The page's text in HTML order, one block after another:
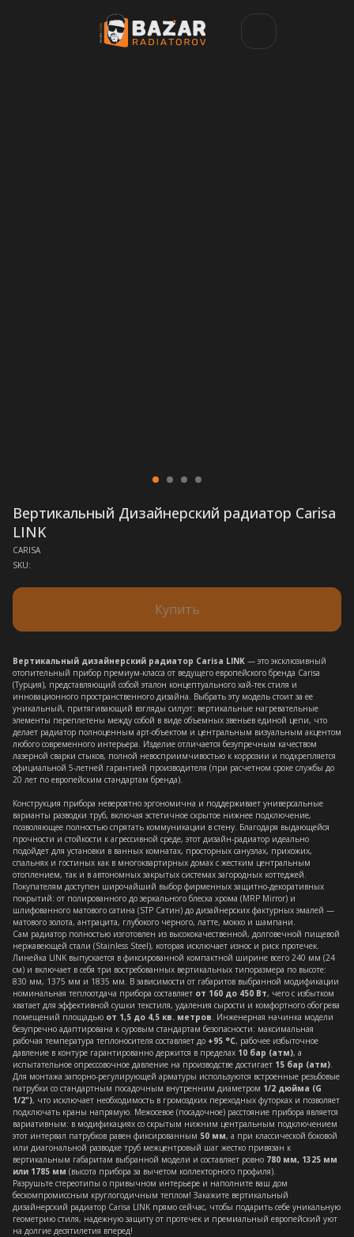
Вертикальный Дизайнерский радиатор Carisa
LINK
CARISA
SKU:
Купить
Вертикальный дизайнерский радиатор Carisa LINK — это эксклюзивный
отопительный прибор премиум-класса от ведущего европейского бренда Carisa
(Турция), представляющий собой эталон концептуального хай-тек стиля и
инновационного пространственного дизайна. Выбрать эту модель стоит за ее
уникальный, притягивающий взгляды силуэт: вертикальные нагревательные
элементы переплетены между собой в виде объемных звеньев единой цепи, что
делает радиатор полноценным арт-объектом и центральным визуальным акцентом
любого современного интерьера. Изделие отличается безупречным качеством
лазерной сварки стыков, полной невосприимчивостью к коррозии и подкрепляется
официальной 5-летней гарантией производителя (при расчетном сроке службы до
20 лет по европейским стандартам бренда).
Конструкция прибора невероятно эргономична и поддерживает универсальные
варианты разводки труб, включая эстетичное скрытое нижнее подключение,
позволяющее полностью спрятать коммуникации в стену. Благодаря выдающейся
прочности и стойкости к агрессивной среде, этот дизайн-радиатор идеально
подойдет для установки в ванных комнатах, просторных санузлах, прихожих,
спальнях и гостиных как в многоквартирных домах с жестким центральным
отоплением, так и в автономных закрытых системах загородных коттеджей.
Покупателям доступен широчайший выбор фирменных защитно-декоративных
покрытий: от полированного до зеркального блеска хрома (MRP Mirror) и
шлифованного матового сатина (STP Сатин) до дизайнерских фактурных эмалей —
матового золота, антрацита, глубокого черного, латте, мокко и шампани.
Сам радиатор полностью изготовлен из высококачественной, долговечной пищевой
нержавеющей стали (Stainless Steel), которая исключает износ и риск протечек.
Линейка LINK выпускается в фиксированной компактной ширине всего 240 мм (24
см) и включает в себя три востребованных вертикальных типоразмера по высоте:
830 мм, 1375 мм и 1835 мм. В зависимости от габаритов выбранной модификации
номинальная теплоотдача прибора составляет от 160 до 450 Вт, чего с избытком
хватает для эффективной сушки текстиля, удаления сырости и комфортного обогрева
помещений площадью от 1,5 до 4,5 кв. метров. Инженерная начинка модели
безупречно адаптирована к суровым стандартам безопасности: максимальная
рабочая температура теплоносителя составляет до +95 °C, рабочее избыточное
давление в контуре гарантированно держится в пределах 10 бар (атм), а
испытательное опрессовочное давление на производстве достигает 15 бар (атм).
Для монтажа запорно-регулирующей арматуры используются встроенные резьбовые
патрубки со стандартным посадочным внутренним диаметром 1/2 дюйма (G
1/2"), что исключает необходимость в громоздких переходных футорках и позволяет
подключать краны напрямую. Межосевое (посадочное) расстояние прибора является
вариативным: в модификациях со скрытым нижним центральным подключением
этот интервал патрубков равен фиксированным 50 мм, а при классической боковой
или диагональной разводке труб межцентровый шаг жестко привязан к
вертикальным габаритам выбранной модели и составляет ровно 780 мм, 1325 мм
или 1785 мм (высота прибора за вычетом коллекторного профиля).
Разрушьте стереотипы о привычном интерьере и наполните ваш дом
бескомпромиссным круглогодичным теплом! Закажите вертикальный
дизайнерский радиатор Carisa LINK прямо сейчас, чтобы подарить себе уникальную
геометрию стиля, надежную защиту от протечек и премиальный европейский уют
на долгие десятилетия вперед!